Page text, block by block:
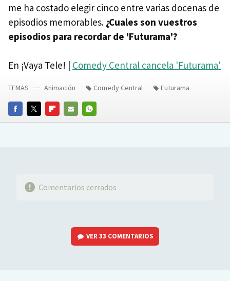
me ha costado elegir cinco entre varias docenas de
episodios memorables. ¿Cuales son vuestros
episodios para recordar de 'Futurama'?
En ¡Vaya Tele! | Comedy Central cancela 'Futurama'
FACEBOOKTWITTERFLIPBOARD
E-
WHATSAPP
TEMAS Animación Comedy Central Futurama
Comentarios cerrados
VER33 COMENTARIOS